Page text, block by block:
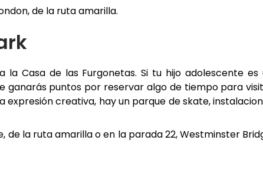
de la ruta amarilla.
Casa de las Furgonetas. Si tu hijo adolescente es
ganarás puntos por reservar algo de tiempo para
expresión creativa, hay un parque de skate,
de la ruta amarilla o en la parada 22, Westminster